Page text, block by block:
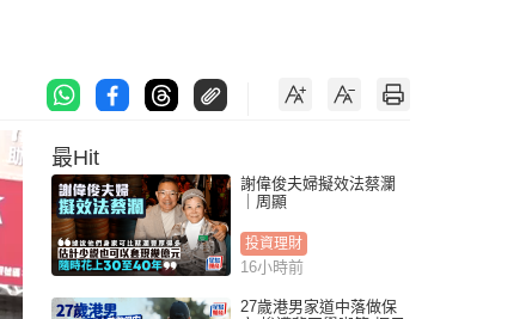
最Hit
謝偉俊夫婦擬效法蔡瀾
｜周顯
投資理財
16小時前
27歲港男家道中落做保